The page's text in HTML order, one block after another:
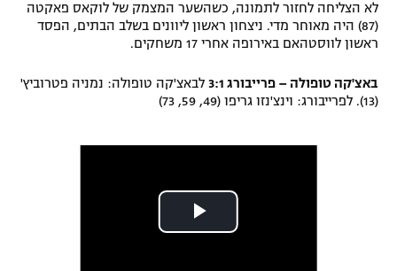
לא הצליחה לחזור לתמונה, כשהשער המצמק של לוקאס פאקטה
(87) היה מאוחר מדי. ניצחון ראשון ליוונים בשלב הבתים, הפסד
ראשון לווסטהאם באירופה אחרי 17 משחקים.
באצ'קה טופולה – פרייבורג 3:1
לבאצ'קה טופולה: נמניה פטרוביץ'
(13). לפרייבורג: וינצ'נזו גריפו (49, 59, 73)